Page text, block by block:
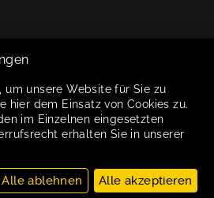
Impressum
Einstellungen
um unsere Website für Sie zu
hier dem Einsatz von Cookies zu.
im Einzelnen eingesetzten
erhalten Sie in unserer
Alle ablehnen Alle akzeptieren